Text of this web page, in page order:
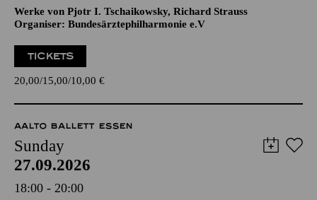
Werke von Pjotr I. Tschaikowsky, Richard Strauss
Organiser: Bundesärztephilharmonie e.V
TICKETS
20,00 15,00 10,00 €
AALTO BALLETT ESSEN
Sunday
27.09.2026
18:00 - 20:00